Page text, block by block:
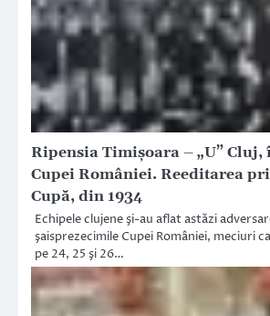
Ripensia Timişoara – „U” Cluj,
Cupei României. Reeditarea
Cupă, din 1934
Echipele clujene şi-au aflat astăzi
şaisprezecimile Cupei României, meciuri
pe 24, 25 şi 26…